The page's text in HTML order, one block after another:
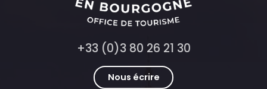
+33 (0)3 80 26 21 30
Nous écrire